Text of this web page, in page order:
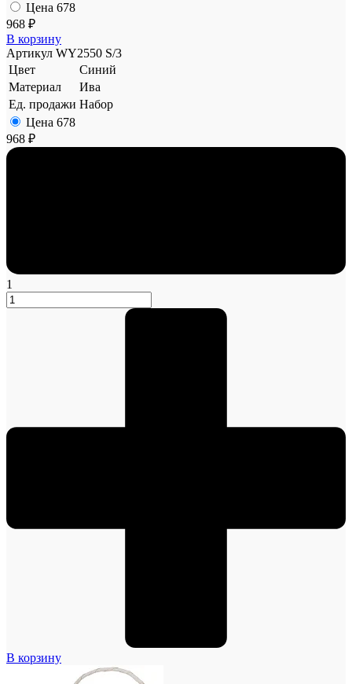
Цена 678
968 ₽
В корзину
Артикул WY2550 S/3
Цвет
Синий
Материал
Ива
Ед. продажи Набор
Цена 678
968 ₽
1
В корзину